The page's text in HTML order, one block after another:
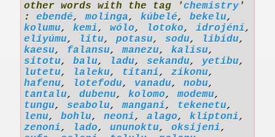
other words with the tag 'chemistry '
: ebendé,molinga, kúbelé, bekelu,
kolumu, kemi, wólo, lotoko, idrojéní,
eliyúmu, litu, potasu, sodu, libidu,
kaesu, falansu,manezu, kalisu,
sitotu, balu, ladu, sekandu, yetibu,
lutetu, laleku, titani, zikonu,
hafenu, lotefodu, vanadu, nobu,
tantalu, dubenu, kolomo,modemu,
tungu, seabolu,mangani, tekenetu,
lenu, bohlu, neoni, alago, kliptoni,
zenoni, lado, ununoktu, oksijeni,